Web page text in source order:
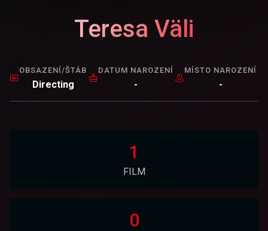
Teresa Väli
OBSAZENÍ/ŠTÁB
Directing
DATUM NAROZENÍ
-
MÍSTO NAROZENÍ
-
1
FILM
0